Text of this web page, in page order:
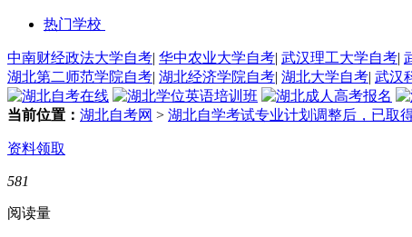
热门学校
中南财经政法大学自考| 华中农业大学自考| 武汉理工大学自考|
湖北第二师范学院自考| 湖北经济学院自考| 湖北大学自考| 武汉
当前位置： 湖北自考网 > 湖北自学考试专业计划调整后，已取
资料领取
581
阅读量